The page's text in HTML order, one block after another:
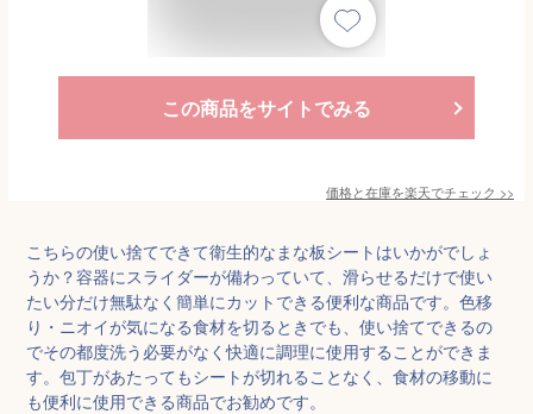
この商品をサイトでみる
価格と在庫を楽天でチェック >>
こちらの使い捨てできて衛生的なまな板シートはいかがでしょ
うか？容器にスライダーが備わっていて、滑らせるだけで使い
たい分だけ無駄なく簡単にカットできる便利な商品です。色移
り・ニオイが気になる食材を切るときでも、使い捨てできるの
でその都度洗う必要がなく快適に調理に使用することができま
す。包丁があたってもシートが切れることなく、食材の移動に
も便利に使用できる商品でお勧めです。